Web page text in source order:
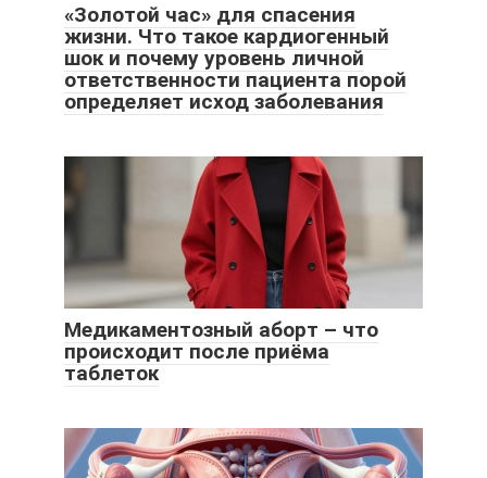
«Золотой час» для спасения
жизни. Что такое кардиогенный
шок и почему уровень личной
ответственности пациента порой
определяет исход заболевания
Медикаментозный аборт – что
происходит после приёма
таблеток